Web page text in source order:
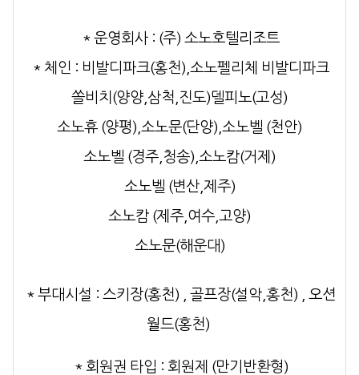
* 운영회사 : (주) 소노호텔리조트
* 체인 : 비발디파크(홍천), 소노펠리체 비발디파크
쏠비치(양양, 삼척, 진도)델피노(고성)
소노휴 (양평), 소노문(단양), 소노벨 (천안)
소노벨 (경주, 청송), 소노캄(거제)
소노벨 (변산, 제주)
소노캄 (제주, 여수, 고양)
소노문(해운대)
* 부대시설 : 스키장(홍천) , 골프장(설악,홍천) , 오션
월드(홍천)
* 회원권 타입 : 회원제 (만기반환형)